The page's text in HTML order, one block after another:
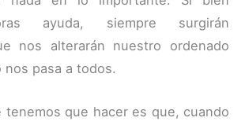
ayuda, siempre surgirán
nos alterarán nuestro ordenado
nos pasa a todos.
tenemos que hacer es que, cuando